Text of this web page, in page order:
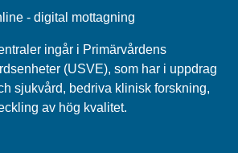
- digital mottagning
ingår i Primärvårdens
(USVE), som har i uppdrag
sjukvård, bedriva klinisk forskning,
av hög kvalitet.